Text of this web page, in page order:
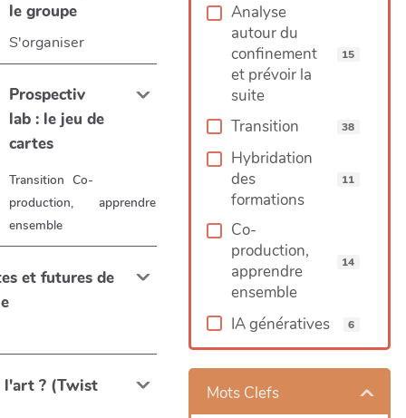
Analyse
autour du
confinement
et prévoir la
suite
15
Transition 38
Hybridation
des
formations
11
Co-
production,
apprendre
ensemble
14
IA génératives 6
Mots Clefs
le groupe
S'organiser
Prospectiv
lab : le jeu de
cartes
Transition Co-
production, apprendre
ensemble
et futures de
(Twist